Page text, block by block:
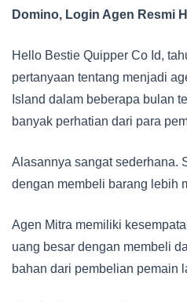
Domino, Login Agen Resmi
Hello Bestie Quipper Co Id,
pertanyaan tentang menjadi
Island dalam beberapa bulan
banyak perhatian dari para
Alasannya sangat sederhana.
dengan membeli barang lebih
Agen Mitra memiliki
uang besar dengan membeli
bahan dari pembelian pemain